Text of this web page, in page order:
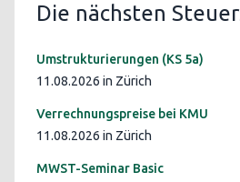
Die nächsten
Umstrukturierungen (KS 5a)
11.08.2026 in Zürich
Verrechnungspreise bei KMU
11.08.2026 in Zürich
MWST-Seminar Basic